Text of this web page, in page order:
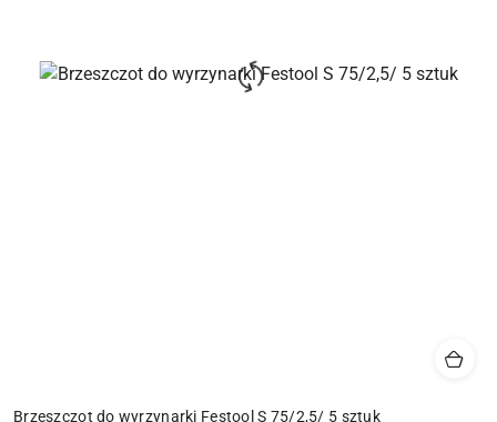
Brzeszczot do wyrzynarki Festool S 75/2,5/ 5 sztuk